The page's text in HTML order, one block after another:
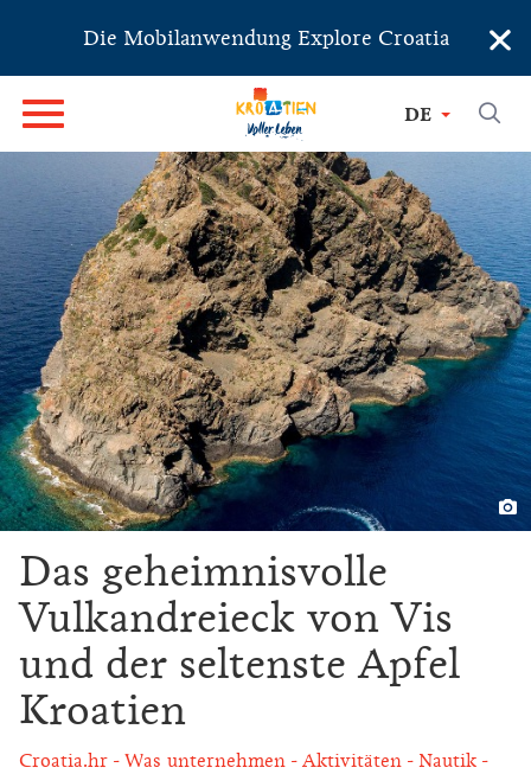
Die Mobilanwendung Explore Croatia ×
DE
Das geheimnisvolle
Vulkandreieck von Vis
und der seltenste Apfel
Kroatien
Croatia.hr Was unternehmen Aktivitäten Nautik